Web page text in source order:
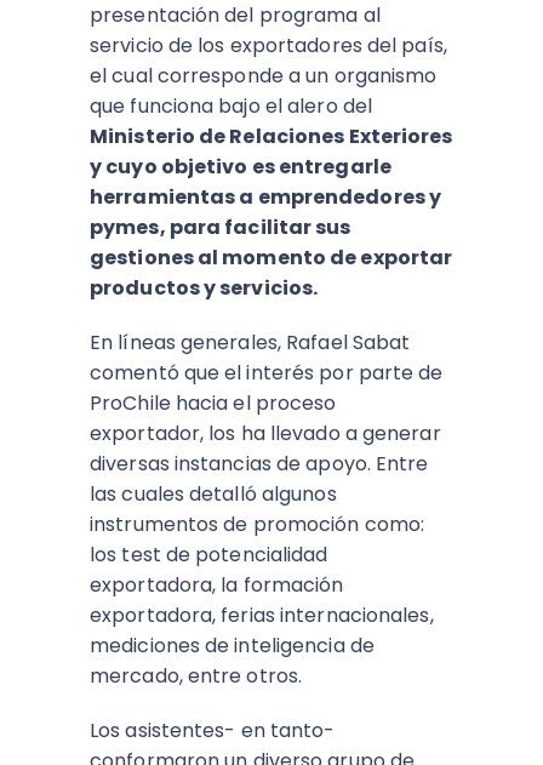
presentación del programa al
servicio de los exportadores del país,
el cual corresponde a un organismo
que funciona bajo el alero del
Ministerio de Relaciones Exteriores
y cuyo objetivo es entregarle
herramientas a emprendedores y
pymes, para facilitar sus
gestiones al momento de exportar
productos y servicios.
En líneas generales, Rafael Sabat
comentó que el interés por parte de
ProChile hacia el proceso
exportador, los ha llevado a generar
diversas instancias de apoyo. Entre
las cuales detalló algunos
instrumentos de promoción como:
los test de potencialidad
exportadora, la formación
exportadora, ferias internacionales,
mediciones de inteligencia de
mercado, entre otros.
Los asistentes- en tanto-